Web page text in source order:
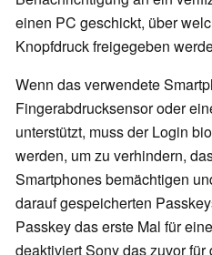
einen PC geschickt, über
Knopfdruck freigegeben
Wenn das verwendete
Fingerabdrucksensor oder
unterstützt, muss der Login
werden, um zu verhindern,
Smartphones bemächtigen
darauf gespeicherten
Passkey das erste Mal für
deaktiviert Sony das zuvor